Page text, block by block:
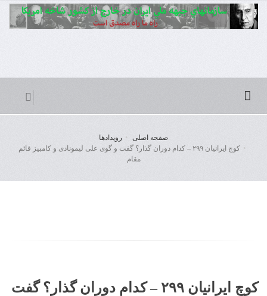
صفحه اصلی
رویدادها
کوچ ایرانیان ۲۹۹ – کدام دوران گذار؟ گفت و گوی علی لیمونادی و کامبیز قائم
مقام
کوچ ایرانیان ۲۹۹ – کدام دوران گذار؟ گفت